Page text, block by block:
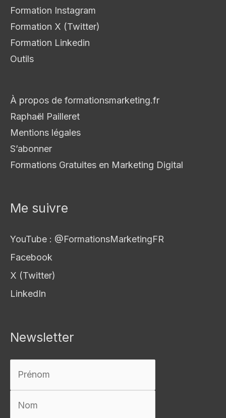
Formation Instagram
Formation X (Twitter)
Formation Linkedin
Outils
À propos de formationsmarketing.fr
Raphaël Pailleret
Mentions légales
S’abonner
Formations Gratuites en Marketing Digital
Me suivre
YouTube : @FormationsMarketingFR
Facebook
X (Twitter)
LinkedIn
Newsletter